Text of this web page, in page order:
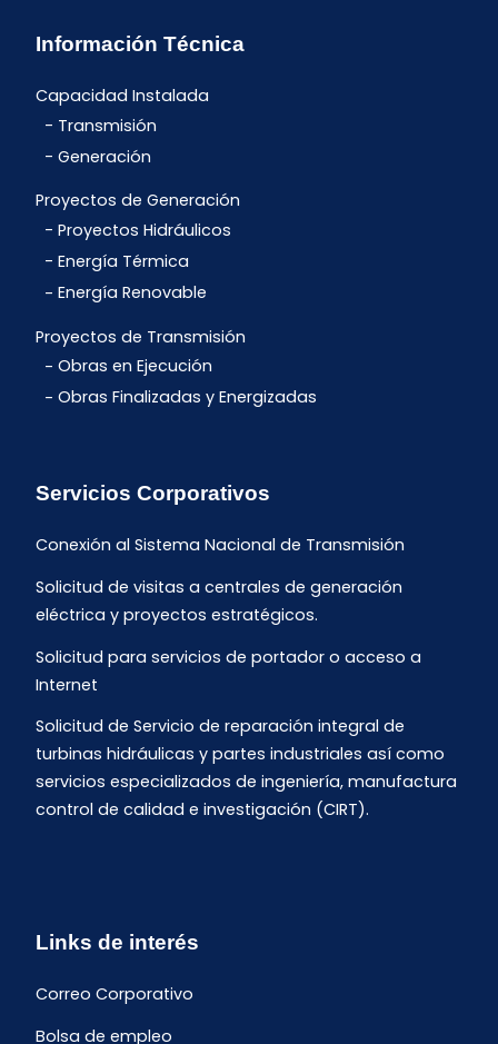
Información Técnica
Capacidad Instalada
Transmisión
Generación
Proyectos de Generación
Proyectos Hidráulicos
Energía Térmica
Energía Renovable
Proyectos de Transmisión
Obras en Ejecución
Obras Finalizadas y Energizadas
Servicios Corporativos
Conexión al Sistema Nacional de Transmisión
Solicitud de visitas a centrales de generación
eléctrica y proyectos estratégicos.
Solicitud para servicios de portador o acceso a
Internet
Solicitud de Servicio de reparación integral de
turbinas hidráulicas y partes industriales así como
servicios especializados de ingeniería, manufactura
control de calidad e investigación (CIRT).
Links de interés
Correo Corporativo
Bolsa de empleo